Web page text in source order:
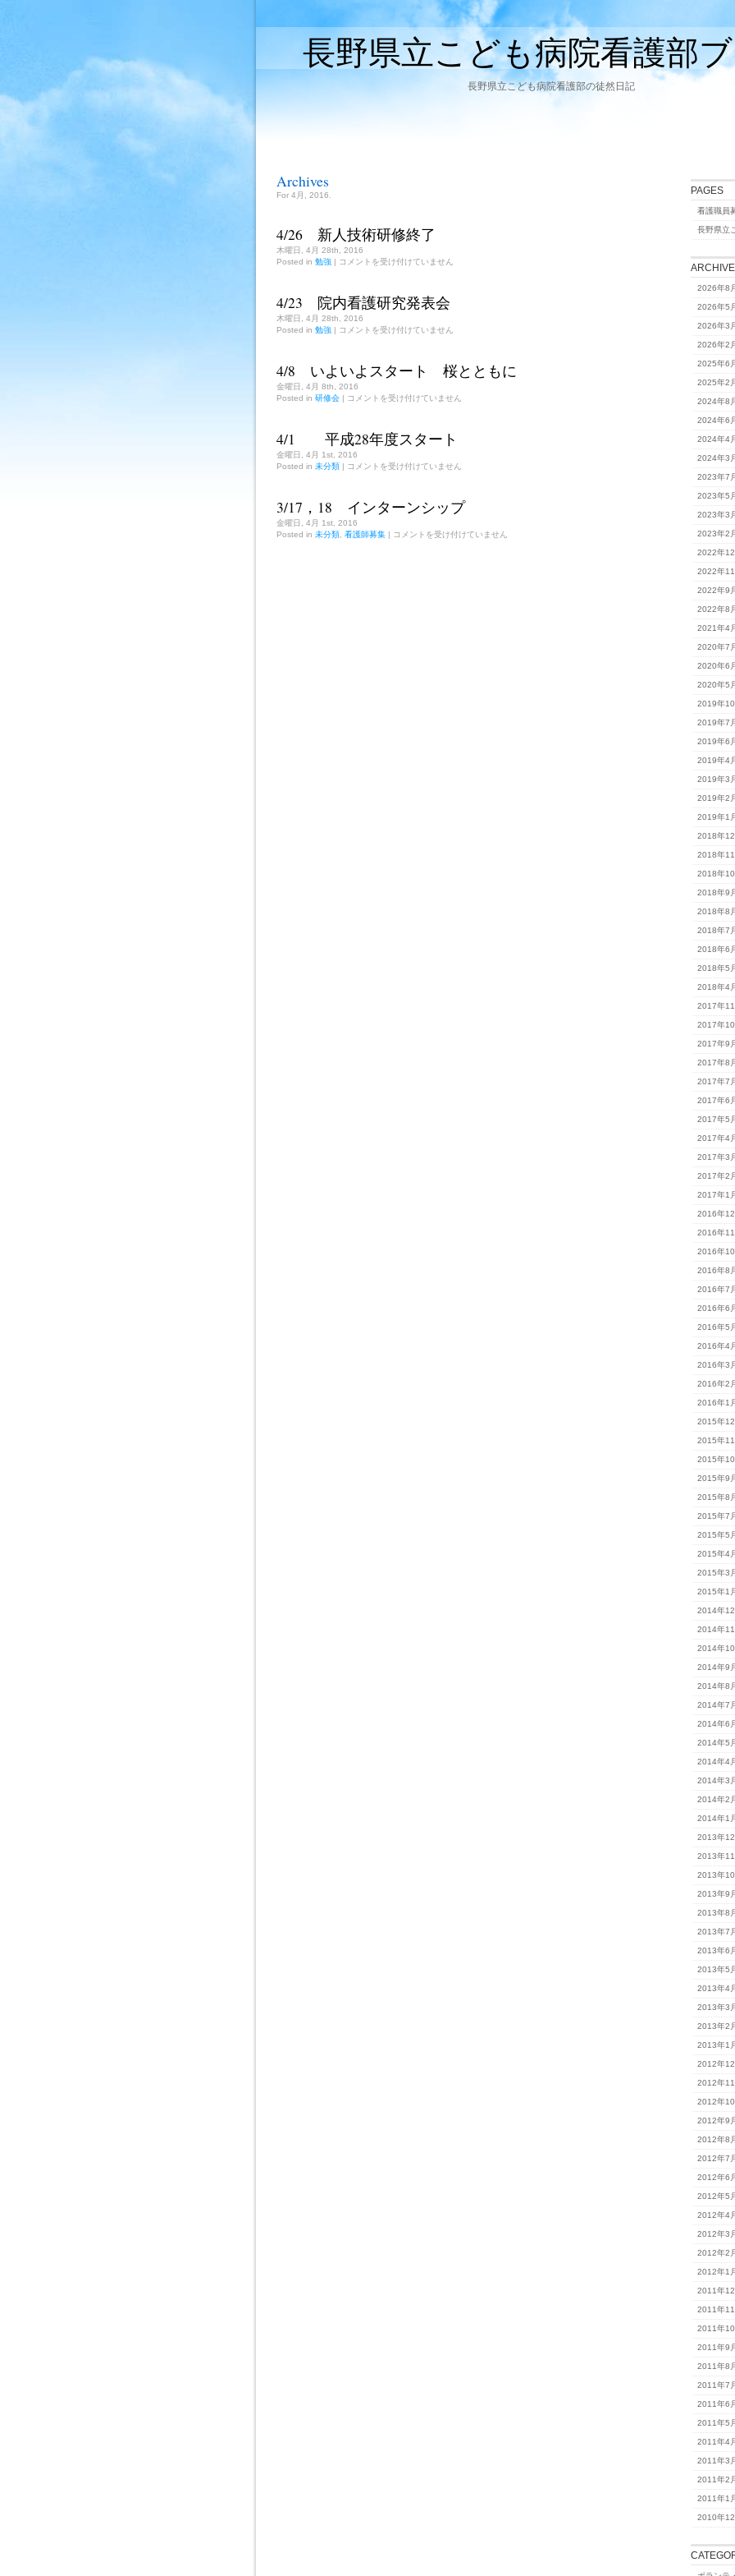
長野県立こども病院看護部
長野県立こども病院看護部の徒然日記
Archives
For 4月, 2016.
4/26 新人技術研修終了
木曜日, 4月 28th, 2016
Posted in 勉強 | 4/26
術
研
修
コメントを受け付けていません
4/23 院内看護研究発表会
木曜日, 4月 28th, 2016
Posted in 勉強 | 4/23
護
研
究
は
コメントを受け付けていません
4/8 いよいよスタート 桜とともに
金曜日, 4月 8th, 2016
Posted in 研修会 | 4/8
よ
ス
タ
と
と
も
コメントを受け付けていません
4/1 平成28年度スタート
金曜日, 4月 1st, 2016
Posted in 未分類 | 4/1
年
ス
タ
コメントを受け付けていません
3/17，18 インターンシップ
金曜日, 4月 1st, 2016
Posted in 未分類 看護師募集 | 3/17，
コメントを受け付けていません
PAGES
看護職員
長野県立
2026年8
2026年5
2026年3
2026年2
2025年6
2025年2
2024年8
2024年6
2024年4
2024年3
2023年7
2023年5
2023年3
2023年2
2022年12
2022年11
2022年9
2022年8
2021年4
2020年7
2020年6
2020年5
2019年10
2019年7
2019年6
2019年4
2019年3
2019年2
2019年1
2018年12
2018年11
2018年10
2018年9
2018年8
2018年7
2018年6
2018年5
2018年4
2017年11
2017年10
2017年9
2017年8
2017年7
2017年6
2017年5
2017年4
2017年3
2017年2
2017年1
2016年12
2016年11
2016年10
2016年8
2016年7
2016年6
2016年5
2016年4
2016年3
2016年2
2016年1
2015年12
2015年11
2015年10
2015年9
2015年8
2015年7
2015年5
2015年4
2015年3
2015年1
2014年12
2014年11
2014年10
2014年9
2014年8
2014年7
2014年6
2014年5
2014年4
2014年3
2014年2
2014年1
2013年12
2013年11
2013年10
2013年9
2013年8
2013年7
2013年6
2013年5
2013年4
2013年3
2013年2
2013年1
2012年12
2012年11
2012年10
2012年9
2012年8
2012年7
2012年6
2012年5
2012年4
2012年3
2012年2
2012年1
2011年12
2011年11
2011年10
2011年9
2011年8
2011年7
2011年6
2011年5
2011年4
2011年3
2011年2
2011年1
2010年12